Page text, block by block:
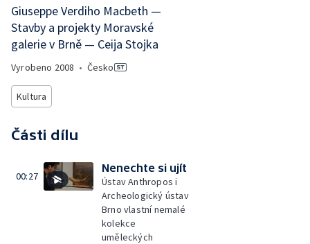
Giuseppe Verdiho Macbeth —
Stavby a projekty Moravské
galerie v Brně — Ceija Stojka
Vyrobeno 2008 • Česko
Kultura
Části dílu
00:27
Nenechte si ujít
Ústav Anthropos i
Archeologický ústav
Brno vlastní nemalé
kolekce
uměleckých